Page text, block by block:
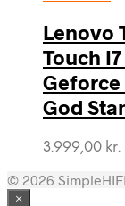
Lenovo
Touch
God
3.999,00 kr.
© 2026 SimpleHIFI
×